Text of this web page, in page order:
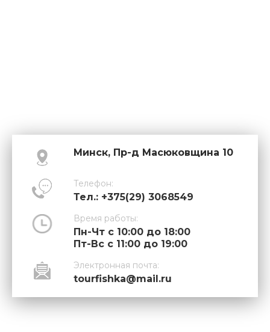
Минск, Пр-д Масюковщина 10
Телефон:
Тел.: +375(29) 3068549
Время работы:
Пн-Чт с 10:00 до 18:00
Пт-Вс с 11:00 до 19:00
Электронная почта:
tourfishka@mail.ru